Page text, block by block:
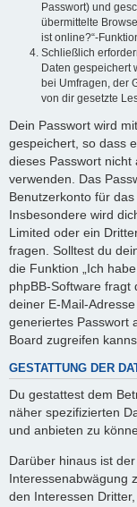
Passwort) und
übermittelte
ist online?“-
Schließlich
Daten gespeichert
bei Umfragen, der
von dir gesetzte
Dein Passwort wird
gespeichert, so dass
dieses Passwort nicht
verwenden. Das
Benutzerkonto für
Insbesondere wird
Limited oder ein
fragen. Solltest du
die Funktion „Ich
phpBB-Software fragt
deiner E-Mail-
generiertes Passwort
Board zugreifen
GESTATTUNG DER
Du gestattest dem
näher spezifizierten
und anbieten zu
Darüber hinaus ist
Interessenabwägung
den Interessen